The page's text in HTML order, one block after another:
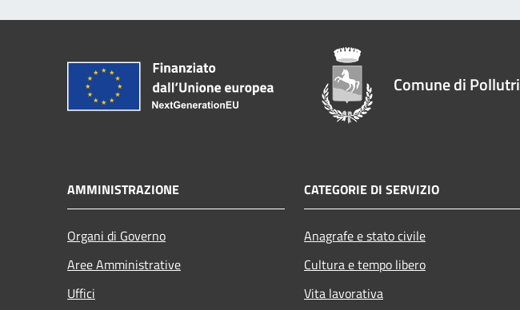
Comune di Pollutri
AMMINISTRAZIONE
Organi di Governo
Aree Amministrative
Uffici
CATEGORIE DI SERVIZIO
Anagrafe e stato civile
Cultura e tempo libero
Vita lavorativa